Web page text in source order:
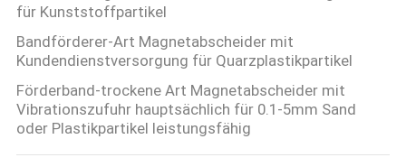
für Kunststoffpartikel
Bandförderer-Art Magnetabscheider mit
Kundendienstversorgung für Quarzplastikpartikel
Förderband-trockene Art Magnetabscheider mit
Vibrationszufuhr hauptsächlich für 0.1-5mm Sand
oder Plastikpartikel leistungsfähig